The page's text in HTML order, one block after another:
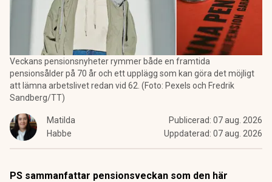
Veckans pensionsnyheter rymmer både en framtida
pensionsålder på 70 år och ett upplägg som kan göra det möjligt
att lämna arbetslivet redan vid 62. (Foto: Pexels och Fredrik
Sandberg/TT)
Matilda
Habbe
Publicerad: 07 aug. 2026
Uppdaterad: 07 aug. 2026
PS sammanfattar pensionsveckan som den här